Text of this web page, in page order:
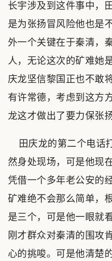
长宇涉及到这件事中，
是为张扬冒风险他也是
外一个关键在于秦清，
人，无论这次的矿难她
庆龙坚信黎国正也不敢
有许常德，考虑到这方
龙这才做出了要力保张
田庆龙的第二个电话
然身处现场，可是他现
凭借一个多年老公安的
矿难绝不会那么简单，
是三个，可是他一眼就
刚才群众对秦清的围攻
心的挑唆。可是他清楚